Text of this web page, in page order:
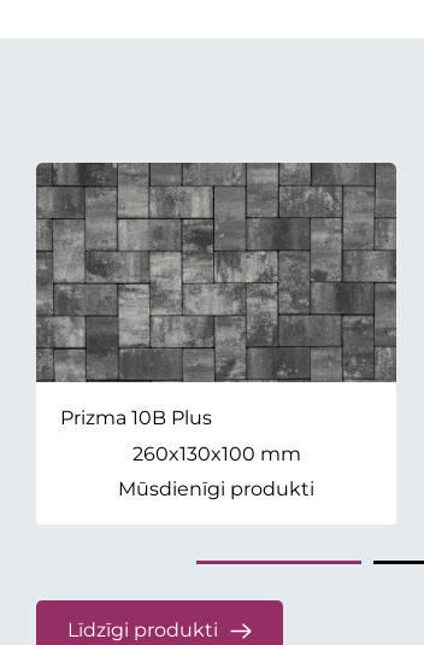
Prizma 10B Plus
260x130x100 mm
Mūsdienīgi produkti
Līdzīgi produkti